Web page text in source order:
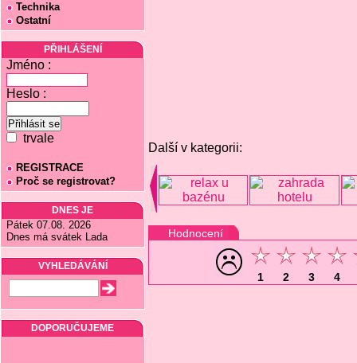
Technika
Ostatní
PŘIHLÁŠENÍ
Jméno :
Heslo :
trvale
REGISTRACE
Proč se registrovat?
DNES JE
Pátek 07.08. 2026
Dnes má svátek Lada
VYHLEDÁVÁNÍ
DOPORUČUJEME
Další v kategorii:
Hodnocení
1 2 3 4